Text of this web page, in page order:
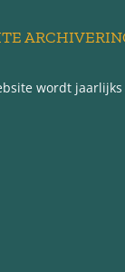
wordt